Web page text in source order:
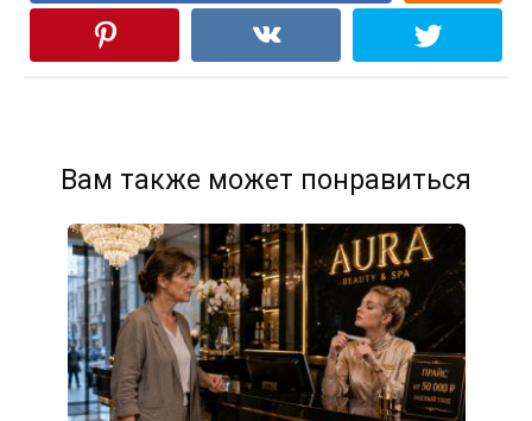
Вам также может понравиться